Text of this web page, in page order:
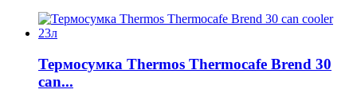
Термосумка Thermos Thermocafe Brend 30
can...